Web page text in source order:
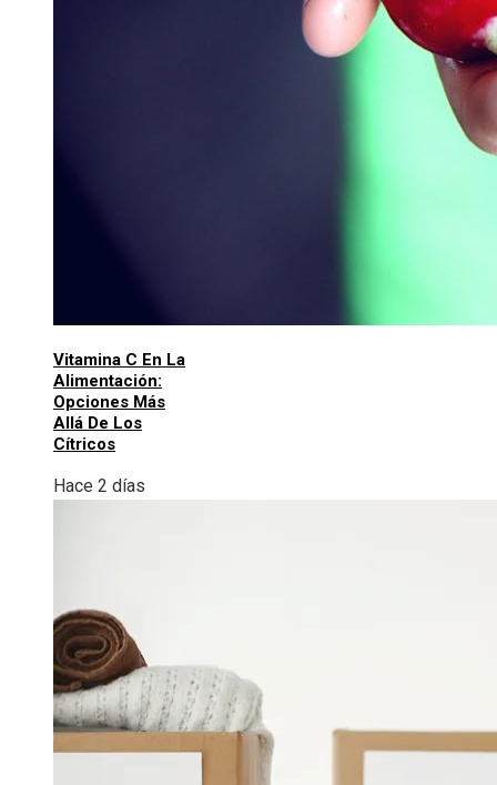
Vitamina C En La
Alimentación:
Opciones Más
Allá De Los
Cítricos
Hace 2 días